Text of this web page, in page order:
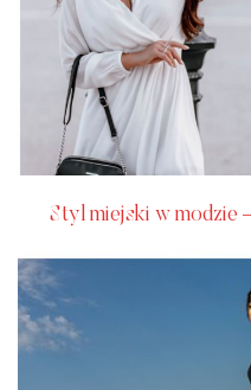
Styl miejski w modzie